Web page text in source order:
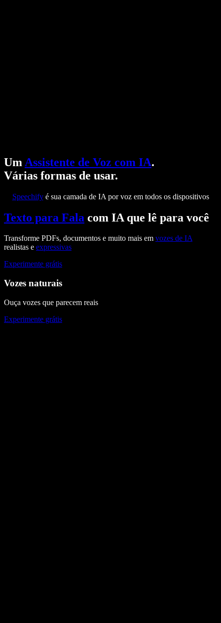
Um Assistente de Voz com IA.
Várias formas de usar.
Speechifyé sua camada de IA por voz em todos os dispositivos
Texto para Fala com IA que lê para você
Transforme PDFs, documentos e muito mais em vozes de IA
realistas e expressivas
Experimente grátis
Vozes naturais
Ouça vozes que parecem reais
Experimente grátis